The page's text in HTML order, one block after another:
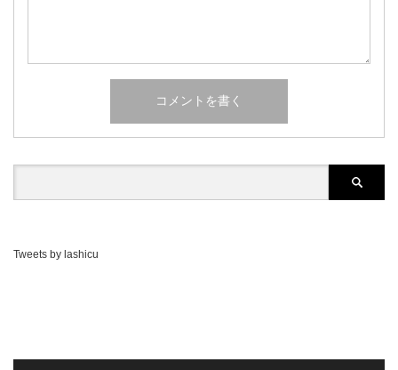
Tweets by lashicu